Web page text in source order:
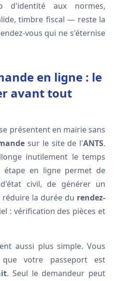
d'identité aux normes,
timbre fiscal — reste la
vous qui ne s'éternise
en ligne : le
avant tout
présentent en mairie sans
sur le site de l'ANTS.
inutilement le temps
étape en ligne permet de
civil, de générer un
la durée du rendez-
: vérification des pièces et
aussi plus simple. Vous
votre passeport est
. Seul le demandeur peut